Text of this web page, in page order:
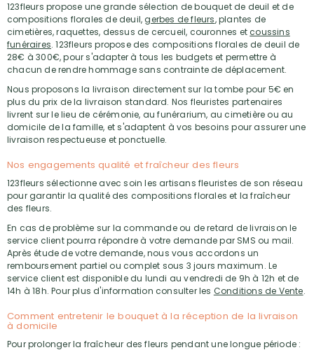
123fleurs propose une grande sélection de bouquet de deuil et de
compositions florales de deuil,gerbes de fleurs, plantes de
cimetières, raquettes, dessus de cercueil, couronnes etcoussins
funéraires. 123fleurs propose des compositions florales de deuil de
28€ à 300€, pour s'adapter à tous les budgets et permettre à
chacun de rendre hommage sans contrainte de déplacement.
Nous proposons la livraison directement sur la tombe pour 5€ en
plus du prix de la livraison standard. Nos fleuristes partenaires
livrent sur le lieu de cérémonie, au funérarium, au cimetière ou au
domicile de la famille, et s'adaptent à vos besoins pour assurer une
livraison respectueuse et ponctuelle.
Nos engagements qualité et fraîcheur des fleurs
123fleurs sélectionne avec soin les artisans fleuristes de son réseau
pour garantir la qualité des compositions florales et la fraîcheur
des fleurs.
En cas de problème sur la commande ou de retard de livraison le
service client pourra répondre à votre demande par SMS ou mail.
Après étude de votre demande, nous vous accordons un
remboursement partiel ou complet sous 3 jours maximum. Le
service client est disponible du lundi au vendredi de 9h à 12h et de
14h à 18h. Pour plus d'information consulter les Conditions de Vente.
Comment entretenir le bouquet à la réception de la livraison
à domicile
Pour prolonger la fraîcheur des fleurs pendant une longue période :